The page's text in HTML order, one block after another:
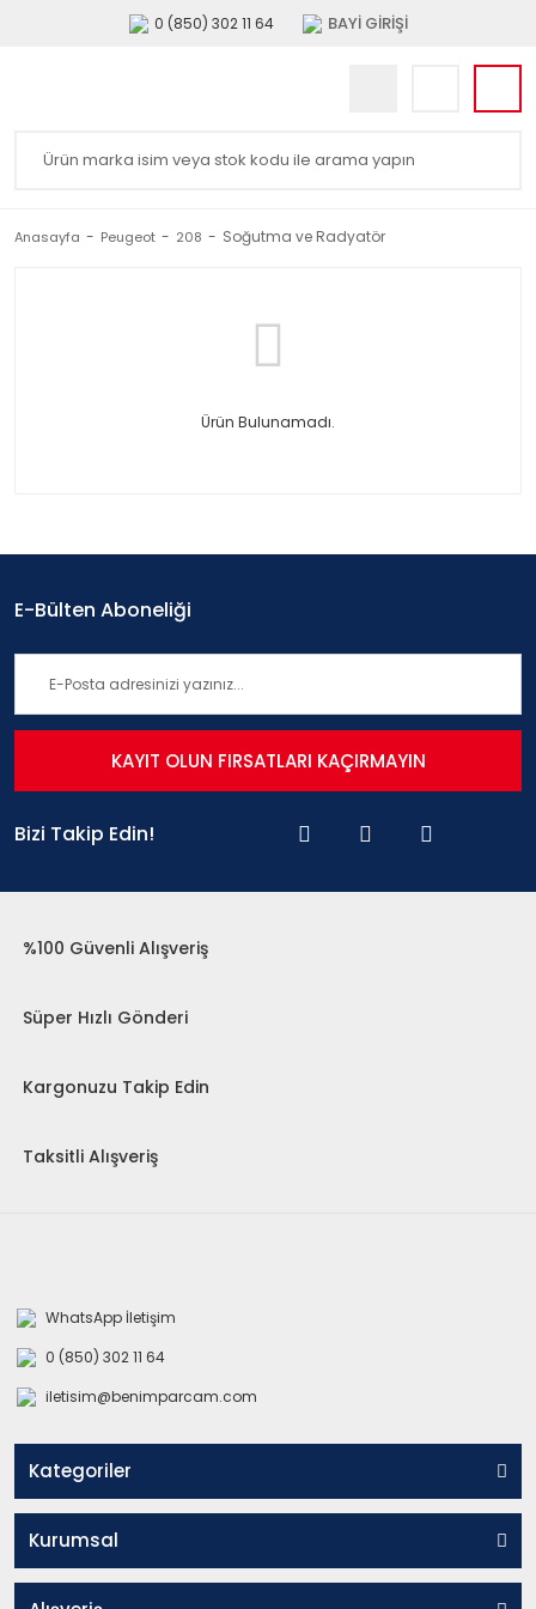
0 (850) 302 11 64 BAYİ GİRİŞİ
Anasayfa Peugeot 208 Soğutma ve Radyatör
Ürün Bulunamadı.
E-Bülten Aboneliği
KAYIT OLUN FIRSATLARI KAÇIRMAYIN
Bizi Takip Edin!
%100 Güvenli Alışveriş
Süper Hızlı Gönderi
Kargonuzu Takip Edin
Taksitli Alışveriş
WhatsApp İletişim
0 (850) 302 11 64
iletisim@benimparcam.com
Kategoriler
Kurumsal